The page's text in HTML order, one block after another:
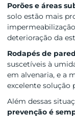
Porões e áreas
solo estão mais
deterioração da
Rodapés de
suscetíveis à
em alvenaria, e a
excelente solução
Além dessas
prevenção é